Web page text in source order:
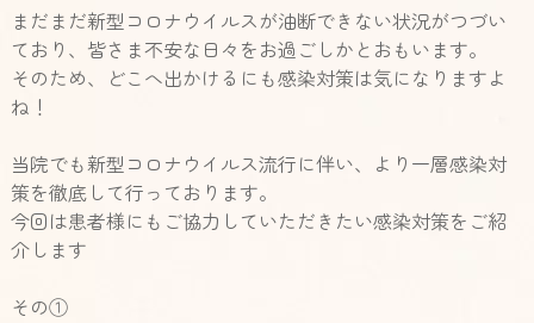
まだまだ新型コロナウイルスが油断できない状況がつづい
ており、皆さま不安な日々をお過ごしかとおもいます。
そのため、どこへ出かけるにも感染対策は気になりますよ
ね！
当院でも新型コロナウイルス流行に伴い、より一層感染対
策を徹底して行っております。
今回は患者様にもご協力していただきたい感染対策をご紹
介します
その①